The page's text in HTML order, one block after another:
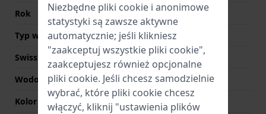
Rok
2018 Wiosna/Lato
Typ wyświetlacza
Analogowy
Swiss Made
Nie
Wodoodporność
5 Bar (prysznic)
Kolor tarczy
Czarny
Niezbędne pliki cookie i anonimowe
statystyki są zawsze aktywne
automatycznie; jeśli klikniesz
"zaakceptuj wszystkie pliki cookie",
zaakceptujesz również opcjonalne
pliki cookie. Jeśli chcesz samodzielnie
wybrać, które pliki cookie chcesz
włączyć, kliknij "ustawienia plików